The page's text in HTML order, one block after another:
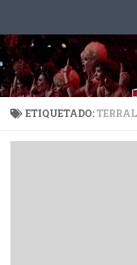
ETIQUETADO:TERRAL